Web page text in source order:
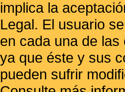
implica la
Legal. El usuario
en cada una de
ya que éste y sus
pueden sufrir